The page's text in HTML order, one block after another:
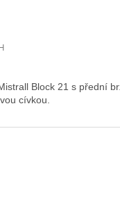
Block 21 s přední
cívkou.